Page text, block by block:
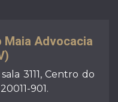
Maia Advocacia
3111, Centro do
901.